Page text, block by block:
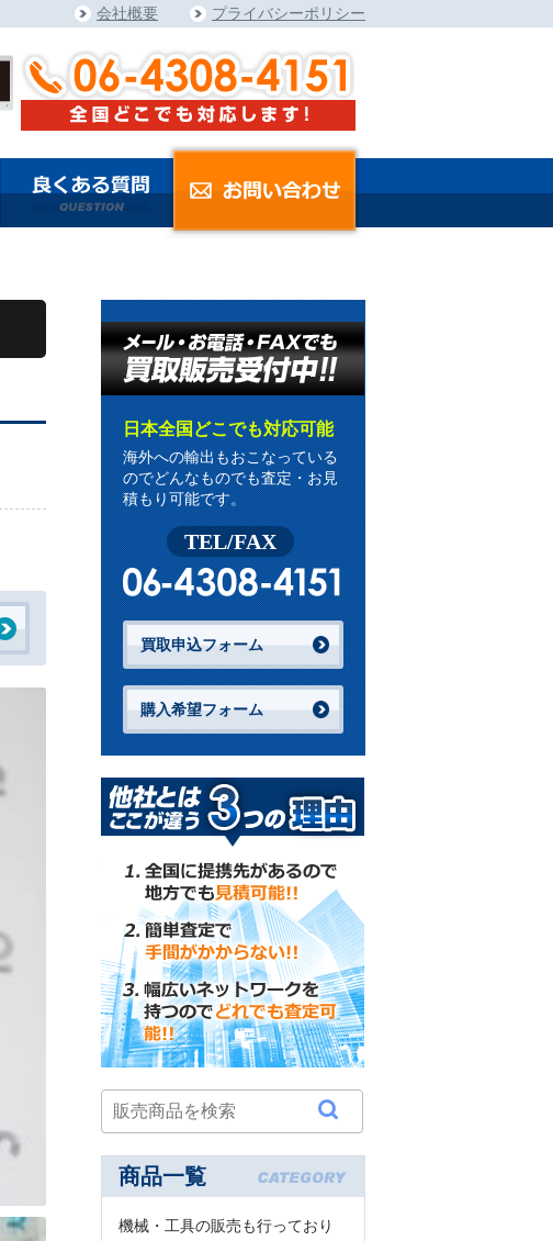
会社概要 プライバシーポリシー
日本全国どこでも対応可能
海外への輸出もおこなっている
のでどんなものでも査定・お見
積もり可能です。
TEL/FAX
買取申込フォーム
購入希望フォーム
商品一覧
機械・工具の販売も行っており